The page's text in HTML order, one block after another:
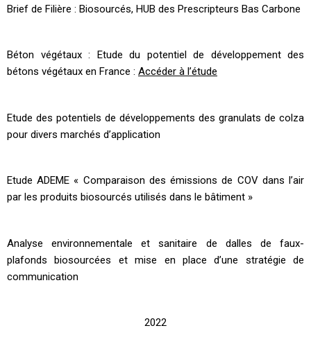
Brief de Filière : Biosourcés, HUB des Prescripteurs Bas Carbone
Béton végétaux : Etude du potentiel de développement des
bétons végétaux en France : Accéder à l’étude
Etude des potentiels de développements des granulats de colza
pour divers marchés d’application
Etude ADEME « Comparaison des émissions de COV dans l’air
par les produits biosourcés utilisés dans le bâtiment »
Analyse environnementale et sanitaire de dalles de faux-
plafonds biosourcées et mise en place d’une stratégie de
communication
2022